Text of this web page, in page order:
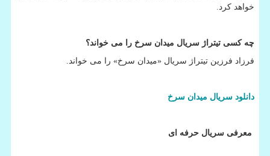
خواهد کرد.
چه کسی تیتراژ سریال میدان سرخ را می خواند؟
فرزاد فرزین تیتراژ سریال «میدان سرخ» را می خواند.
دانلود سریال میدان سرخ
معرفی سریال حرفه ای